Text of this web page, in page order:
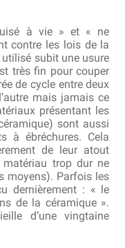
à vie » et « ne
contre les lois de la
subit une usure
très fin pour couper
de cycle entre deux
mais jamais ce
présentant les
sont aussi
à ébréchures. Cela
de leur atout
trop dur ne
moyens). Parfois les
dernièrement : « le
de la céramique ».
d’une vingtaine